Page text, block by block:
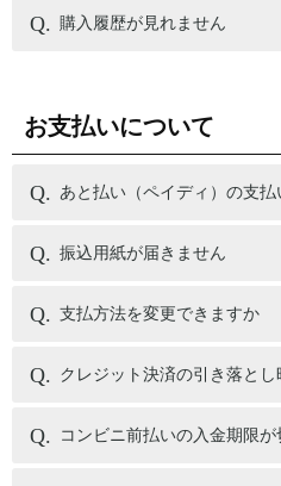
購入履歴が見れません
お支払いについて
あと払い（ペイディ）の支
振込用紙が届きません
支払方法を変更できますか
クレジット決済の引き落と
コンビニ前払いの入金期限が